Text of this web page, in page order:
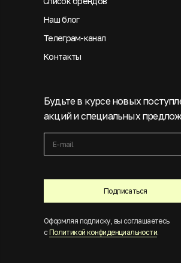
Подписаться
Будьте в курсе новых
акций и специальных
Оформляя подписку, вы соглашаетесь
с Политикой конфиденциальности.
Наш блог
Телеграм-канал
Контакты